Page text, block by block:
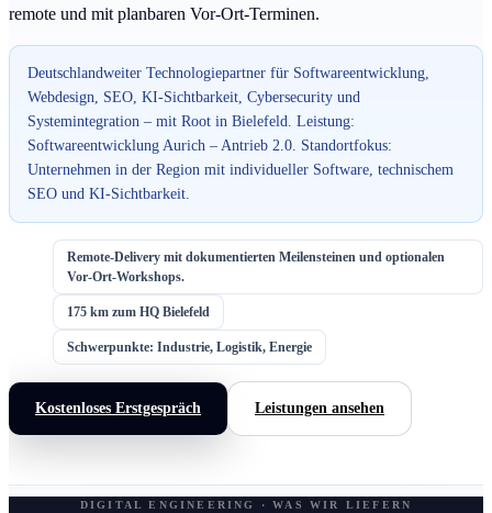
remote und mit planbaren Vor-Ort-Terminen.
Deutschlandweiter Technologiepartner für Softwareentwicklung,
Webdesign, SEO, KI-Sichtbarkeit, Cybersecurity und
Systemintegration – mit Root in Bielefeld. Leistung:
Softwareentwicklung Aurich – Antrieb 2.0. Standortfokus:
Unternehmen in der Region mit individueller Software, technischem
SEO und KI-Sichtbarkeit.
Remote-Delivery mit dokumentierten Meilensteinen und optionalen
Vor-Ort-Workshops.
175 km zum HQ Bielefeld
Schwerpunkte: Industrie, Logistik, Energie
Kostenloses Erstgespräch Leistungen ansehen
DIGITAL ENGINEERING · WAS WIR LIEFERN